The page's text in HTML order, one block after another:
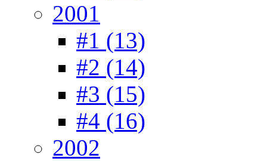
2001
#1 (13)
#2 (14)
#3 (15)
#4 (16)
2002